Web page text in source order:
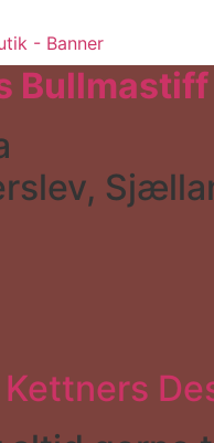
Bullmastiff